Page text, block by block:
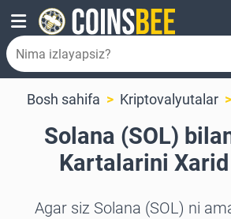
Bosh sahifa Kriptovalyutalar
Solana (SOL)
Kartalarini
Agar siz Solana (SOL) ni